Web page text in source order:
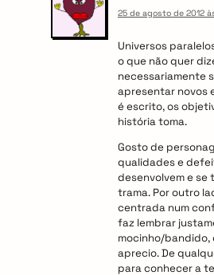
25 de agosto de 2012
Universos
o que não quer
necessariamente
apresentar novos
é escrito, os
história toma.
Gosto de
qualidades e
desenvolvem e
trama. Por outro
centrada num
faz lembrar
mocinho/bandido,
aprecio. De
para conhecer a